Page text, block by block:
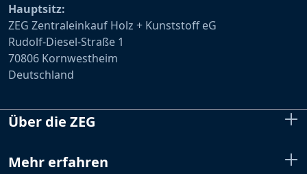
Hauptsitz:
ZEG Zentraleinkauf Holz + Kunststoff eG
Rudolf-Diesel-Straße 1
70806 Kornwestheim
Deutschland
Über die ZEG
Mehr erfahren